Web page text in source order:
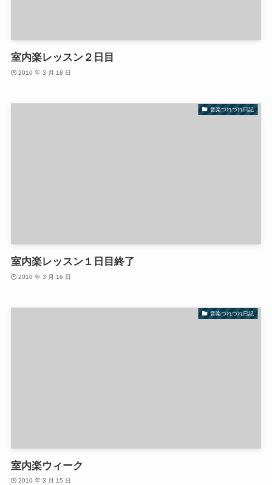
室内楽レッスン２日目
2010 年 3 月 18 日
音楽つれづれ日記
室内楽レッスン１日目終了
2010 年 3 月 16 日
音楽つれづれ日記
室内楽ウィーク
2010 年 3 月 15 日